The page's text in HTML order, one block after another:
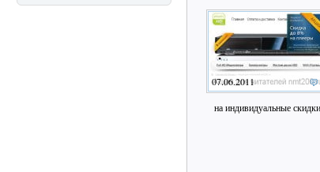
07.06.2011
на индивидуальные